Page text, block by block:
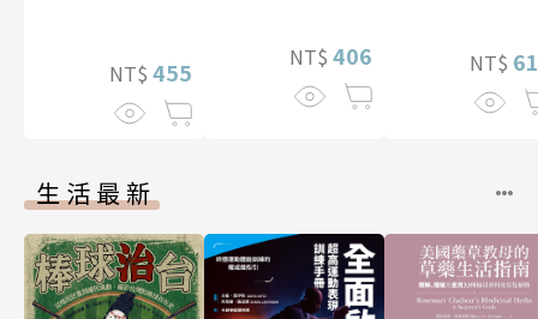
NT$ 455
NT$ 406 NT$
生活最新